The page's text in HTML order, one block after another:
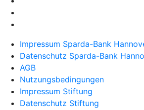
Impressum Sparda-Bank
Datenschutz Sparda-Bank
AGB
Nutzungsbedingungen
Impressum Stiftung
Datenschutz Stiftung